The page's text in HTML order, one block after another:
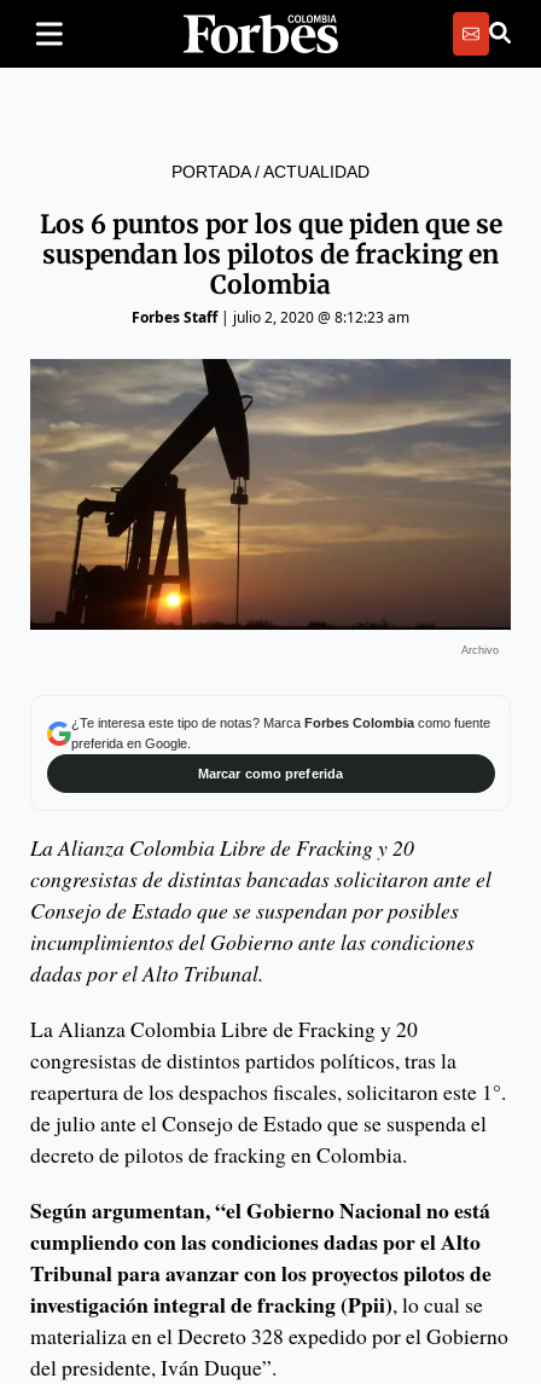
PORTADA/ACTUALIDAD
Los 6 puntos por los que piden que se
suspendan los pilotos de fracking en
Colombia
Forbes Staff| julio 2, 2020 @ 8:12:23 am
Archivo
¿Te interesa este tipo de notas? Marca Forbes Colombiacomo fuente
preferida en Google.
Marcar como preferida
La Alianza Colombia Libre de Fracking y 20
congresistas de distintas bancadas solicitaron ante el
Consejo de Estado que se suspendan por posibles
incumplimientos del Gobierno ante las condiciones
dadas por el Alto Tribunal.
La Alianza Colombia Libre de Fracking y 20
congresistas de distintos partidos políticos, tras la
reapertura de los despachos fiscales, solicitaron este 1°.
de julio ante el Consejo de Estado que se suspenda el
decreto de pilotos de fracking en Colombia.
Según argumentan, “el Gobierno Nacional no está
cumpliendo con las condiciones dadas por el Alto
Tribunal para avanzar con los proyectos pilotos de
investigación integral de fracking (Ppii), lo cual se
materializa en el Decreto 328 expedido por el Gobierno
del presidente, Iván Duque”.